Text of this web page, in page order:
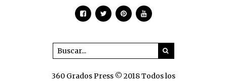
360 Grados Press © 2018 Todos los